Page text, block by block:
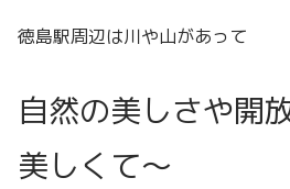
徳島駅周辺は川や山があって
自然の美しさや開
美しくて〜